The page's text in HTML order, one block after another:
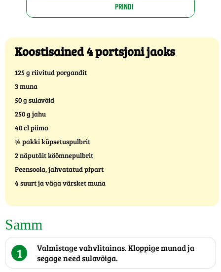
PRINDI
Koostisained 4 portsjoni jaoks
125 g riivitud porgandit
3 muna
50 g sulavõid
250 g jahu
40 cl piima
½ pakki küpsetuspulbrit
2 näputäit köömnepulbrit
Peensoola, jahvatatud pipart
4 suurt ja väga värsket muna
Samm
1
Valmistage vahvlitainas. Kloppige munad ja
segage need sulavõiga.